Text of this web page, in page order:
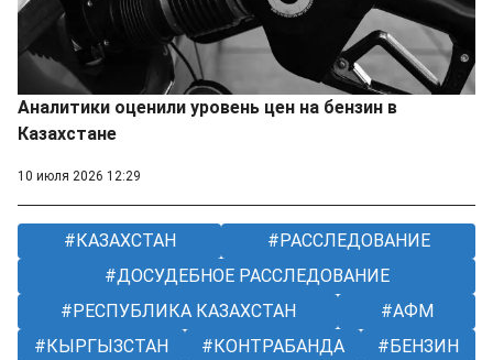
Аналитики оценили уровень цен на бензин в
Казахстане
10 июля 2026 12:29
КАЗАХСТАН
РАССЛЕДОВАНИЕ
ДОСУДЕБНОЕ РАССЛЕДОВАНИЕ
РЕСПУБЛИКА КАЗАХСТАН
АФМ
КЫРГЫЗСТАН
КОНТРАБАНДА БЕНЗИН